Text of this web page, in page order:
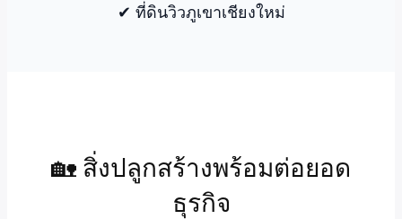
✔ ที่ดินวิวภูเขาเชียงใหม่
🏡 สิ่งปลูกสร้างพร้อมต่อยอด
ธุรกิจ